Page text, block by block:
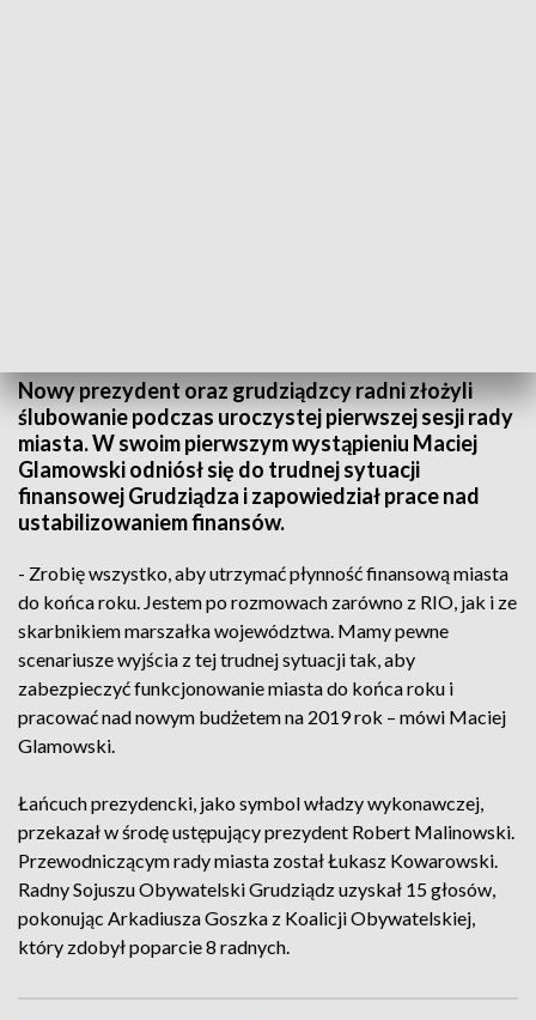
Nowy prezydent oraz grudziądzcy radni złożyli
ślubowanie podczas uroczystej pierwszej sesji rady
miasta. W swoim pierwszym wystąpieniu Maciej
Glamowski odniósł się do trudnej sytuacji
finansowej Grudziądza i zapowiedział prace nad
ustabilizowaniem finansów.
- Zrobię wszystko, aby utrzymać płynność finansową miasta
do końca roku. Jestem po rozmowach zarówno z RIO, jak i ze
skarbnikiem marszałka województwa. Mamy pewne
scenariusze wyjścia z tej trudnej sytuacji tak, aby
zabezpieczyć funkcjonowanie miasta do końca roku i
pracować nad nowym budżetem na 2019 rok – mówi Maciej
Glamowski.
Łańcuch prezydencki, jako symbol władzy wykonawczej,
przekazał w środę ustępujący prezydent Robert Malinowski.
Przewodniczącym rady miasta został Łukasz Kowarowski.
Radny Sojuszu Obywatelski Grudziądz uzyskał 15 głosów,
pokonując Arkadiusza Goszka z Koalicji Obywatelskiej,
który zdobył poparcie 8 radnych.